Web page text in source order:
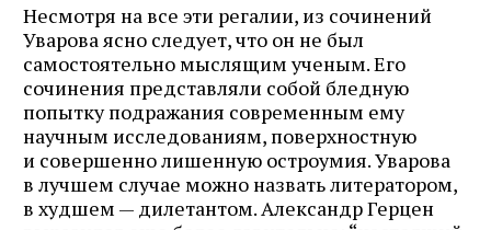
Несмотря на все эти регалии, из сочинений
Уварова ясно следует, что он не был
самостоятельно мыслящим ученым. Его
сочинения представляли собой бледную
попытку подражания современным ему
научным исследованиям, поверхностную
и совершенно лишенную остроумия. Уварова
в лучшем случае можно назвать литератором,
в худшем — дилетантом. Александр Герцен